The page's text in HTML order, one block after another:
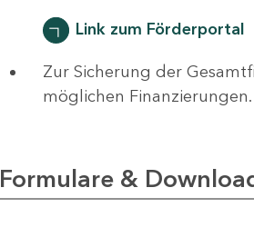
Link zum Förderportal
Zur Sicherung der
möglichen
Formulare &